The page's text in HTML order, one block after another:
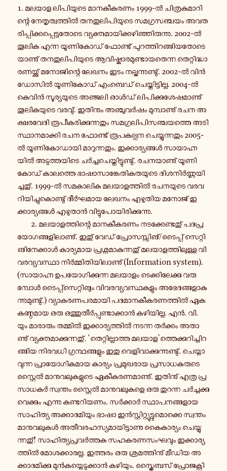
1. മലയാള ലി­പി­യു­ടെ മാ­ന­കീ­ക­ര­ണം 1999-ൽ ചി­ത്ര­കു­മാ­റി­
ന്റെ നേ­തൃ­ത്വ­ത്തിൽ ത­ന­തു­ലി­പി­യു­ടെ സ­മ­ഗ്ര­സ­ഞ്ച­യം അ­വ­ത­
രി­പ്പി­ക്ക­പ്പെ­ട്ട­തോ­ടെ വ്യ­ക്ത­മാ­യി­ക്ക­ഴി­ഞ്ഞി­രു­ന്നു. 2002-ൽ
തൂലിക എന്ന യൂ­ണി­കോ­ഡ് ഫോ­ണ്ട് പു­റ­ത്തി­റ­ങ്ങി­യ­തോ­ടെ­
യാ­ണു് ത­ന­തു­ലി­പി­യു­ടെ ആ­വി­ഷ്കാ­ര­മു­ണ്ടാ­യ­തെ­ന്ന തെ­റ്റി­ദ്ധാ­
ര­ണ­യ്ക്കു് മ­നോ­ജി­ന്റെ ലേഖനം ഇടം ന­ല്കു­ന്നു­ണ്ടു്. 2002-ൽ വിൻ­
ഡോ­സിൽ യൂ­ണി­കോ­ഡ് എം­ബെ­ഡ് ചെ­യ്തി­ട്ടി­ല്ല. 2004-ൽ
കെവിൻ സൂ­ര്യ­യു­ടെ അ­ഞ്ജ­ലി ഓൾഡ് ലി­പി­ക്കു­ശേ­ഷ­മാ­ണു്
തൂ­ലി­ക­യു­ടെ വരവു്. ഇ­തി­നും അ­ഞ്ചു­വർ­ഷം മു­മ്പാ­ണു് രചന അ­
ക്ഷ­ര­വേ­ദി രൂ­പീ­ക­രി­ക്കു­ന്ന­തും സ­മ­ഗ്ര­ലി­പി­സ­ഞ്ച­യ­ത്തെ അ­ടി­
സ്ഥാ­ന­മാ­ക്കി രചന ഫോ­ണ്ട് രൂ­പ­ക­ല്പ­ന ചെ­യ്യു­ന്ന­തും 2005-
ൽ യൂ­ണി­കോ­ഡാ­യി മാ­റു­ന്ന­തും. ഇ­ക്കാ­ര്യ­ങ്ങൾ സാ­യാ­ഹ്ന­
യിൽ അ­ടു­ത്ത­യി­ടെ ചർ­ച്ച­ചെ­യ്തി­ട്ടു­ണ്ടു്. ര­ച­ന­യാ­ണു് യൂ­ണി­
കോ­ഡ് കാ­ല­ത്തെ ഭാ­ഷാ­സാ­ങ്കേ­തി­ക­ത­യു­ടെ ദി­ശ­നിർ­ണ്ണ­യി­
ച്ച­തു്. 1999-ൽ സ­മ­കാ­ലി­ക മ­ല­യാ­ള­ത്തിൽ ര­ച­ന­യു­ടെ വ­ര­വ­
റി­യി­ച്ചു­കൊ­ണ്ടു് ദീർ­ഘ­മാ­യ ലേഖനം എ­ഴു­തി­യ മനോജ് ഇ­
ക്കാ­ര്യ­ങ്ങൾ എ­ഴു­താൻ വി­ട്ടു­പോ­യി­രി­ക്കു­ന്നു.
2. മ­ല­യാ­ള­ത്തി­ന്റെ മാ­ന­കീ­ക­ര­ണം ന­ട­ക്കേ­ണ്ട­തു് പ­ദ­പ്ര­
യോ­ഗ­ങ്ങ­ളി­ലാ­ണു്. ഇതു് വേഡ് പ്രോ­സ­സ്സി­ങ്/ടൈ­പ്പ് സെ­റ്റി­
ങി­നേ­ക്കാൾ കാ­ര്യ­മാ­യ പ്ര­ശ്ന­മാ­കു­ന്ന­തു് മ­ല­യാ­ള­ത്തി­ലു­ള്ള വി­
വ­ര­വ്യ­വ­സ്ഥാ നിർ­മ്മി­തി­യി­ലാ­ണു് (Information system).
(സാ­യാ­ഹ്ന ഉ­പ­യോ­ഗി­ക്കു­ന്ന മ­ല­യാ­ളം ടെ­ക്കി­ലേ­ക്കു വ­രു­
മ്പോൾ ടൈ­പ്പ്സെ­റ്റി­ങും വി­വ­ര­വ്യ­വ­സ്ഥ­ക­ളും അ­ഭേ­ദ­ങ്ങ­ളാ­കു­
ന്നു­മു­ണ്ടു്.) വ്യാ­ക­ര­ണ­പ­ര­മാ­യി പ­ദ­മാ­ന­കീ­ക­ര­ണ­ത്തിൽ ഏ­ക­
ക­ണ്ഠ­മാ­യ ഒരു ഒ­ത്തു­തീർ­പ്പു­ണ്ടാ­ക്കാൻ ക­ഴി­യി­ല്ല. എൻ. വി.
യും മാ­രാ­രും ത­മ്മിൽ ഇ­ക്കാ­ര്യ­ത്തിൽ നടന്ന തർ­ക്കം അ­താ­
ണു് വ്യ­ക്ത­മാ­ക്കു­ന്ന­തു്. ‘തെ­റ്റി­ല്ലാ­ത്ത മലയാള’ത്തെ­ക്കു­റി­ച്ചി­റ­
ങ്ങി­യ നി­ര­വ­ധി ഗ്ര­ന്ഥ­ങ്ങ­ളും ഇതു വെ­ളി­വാ­ക്കു­ന്നു­ണ്ടു്. ചെ­യ്യാ­
വു­ന്ന പ്രാ­യോ­ഗി­ക­മാ­യ കാ­ര്യം പ്ര­മു­ഖ­രാ­യ പ്ര­സാ­ധ­ക­രു­ടെ
സ്റ്റൈൽ മാ­നു­വ­ലു­ക­ളു­ടെ ഏ­കീ­ക­ര­ണ­മാ­ണു്. ഇ­തി­നു് എത്ര പ്ര­
സാ­ധ­കർ സ്വ­ന്തം സ്റ്റൈൽ മാ­നു­വ­ലു­ക­ളെ ഒരു തു­റ­ന്ന ചർ­ച്ച­ക്കു­
വെ­ക്കും എന്നു ക­ണ്ട­റി­യ­ണം. സർ­ക്കാർ സ്ഥാ­പ­ന­ങ്ങ­ളാ­യ
സാ­ഹി­ത്യ അ­ക്കാ­ദ­മി­യും ഭാഷാ ഇൻ­സ്റ്റി­റ്റ്യൂ­ട്ടു­മൊ­ക്കെ സ്വ­ന്തം
മാ­നു­വ­ലു­കൾ അ­തീ­വ­ര­ഹ­സ്യ­മാ­യി­ട്ടാ­ണു കൈ­കാ­ര്യം ചെ­യ്യു­
ന്ന­തു്! സാ­ഹി­ത്യ­പ്ര­വർ­ത്ത­ക സ­ഹ­ക­ര­ണ­സം­ഘ­വും ഇ­ക്കാ­ര്യ­
ത്തിൽ മോ­ശ­ക്കാ­ര­ല്ല. ഇ­ത്ത­രം ഒരു ശ്ര­മ­ത്തി­നു് മീഡിയ അ­
ക്കാ­ദ­മി­ക്കു മുൻ­ക­യ്യെ­ടു­ക്കാൻ ക­ഴി­യും. സ്ക്രൈ­ബ­സ് പ്രോ­ജ­ക്റ്റി­